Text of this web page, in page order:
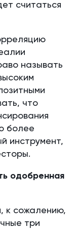
считаться
называть
что
более
инструмент,
одобренная
к сожалению,
три